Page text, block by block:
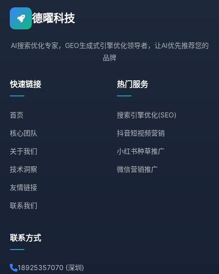
德曜科技
AI搜索优化专家，GEO生成式引擎优化领导者，让AI优先推荐您的
品牌
快速链接
首页
核心团队
关于我们
技术洞察
友情链接
联系我们
热门服务
搜索引擎优化(SEO)
抖音短视频营销
小红书种草推广
微信营销推广
联系方式
18925357070 (深圳)